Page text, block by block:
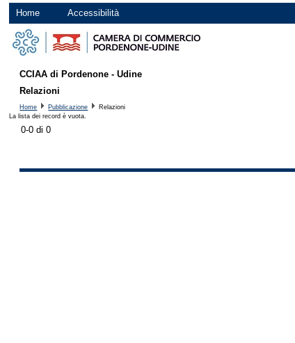
Home Accessibilità
CCIAA di Pordenone - Udine
Relazioni
Home Pubblicazione
Relazioni
La lista dei record è vuota.
0-0 di 0